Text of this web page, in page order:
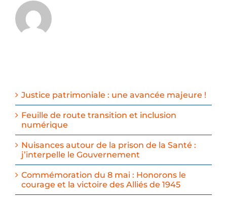
Justice patrimoniale : une avancée majeure !
Feuille de route transition et inclusion
numérique
Nuisances autour de la prison de la Santé :
j’interpelle le Gouvernement
Commémoration du 8 mai : Honorons le
courage et la victoire des Alliés de 1945